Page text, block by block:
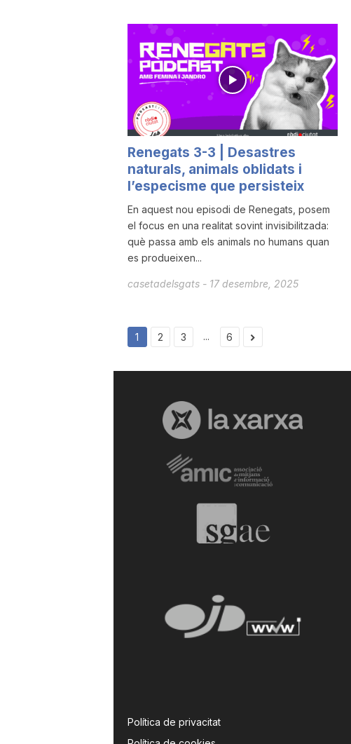
Renegats 3-3 | Desastres
naturals, animals oblidats i
l’especisme que persisteix
En aquest nou episodi de Renegats, posem
el focus en una realitat sovint invisibilitzada:
què passa amb els animals no humans quan
es produeixen...
casetadelsgats - 17 desembre, 2025
1 2 3 ... 6
Política de privacitat